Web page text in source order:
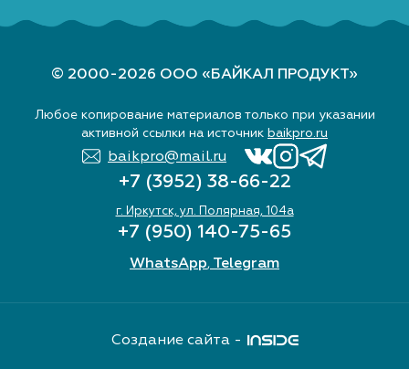
© 2000-2026 ООО «БАЙКАЛ ПРОДУКТ»
Любое копирование материалов только при указании
активной ссылки на источник baikpro.ru
baikpro@mail.ru
+7 (3952) 38-66-22
г. Иркутск, ул. Полярная, 104а
+7 (950) 140-75-65
WhatsApp, Telegram
Создание сайта -